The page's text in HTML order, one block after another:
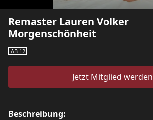
Remaster Lauren Volker
Morgenschönheit
AB 12
Jetzt Mitglied werden
Beschreibung: